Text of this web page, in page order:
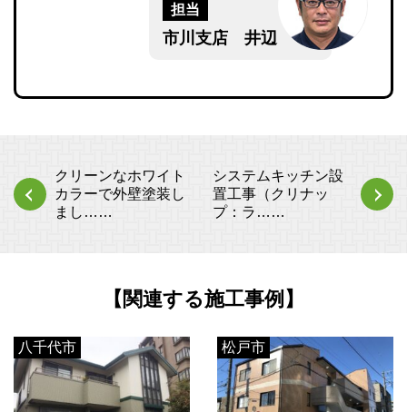
担当
市川支店 井辺
クリーンなホワイト
カラーで外壁塗装し
まし……
システムキッチン設
置工事（クリナッ
プ：ラ……
【関連する施工事例】
八千代市 松戸市